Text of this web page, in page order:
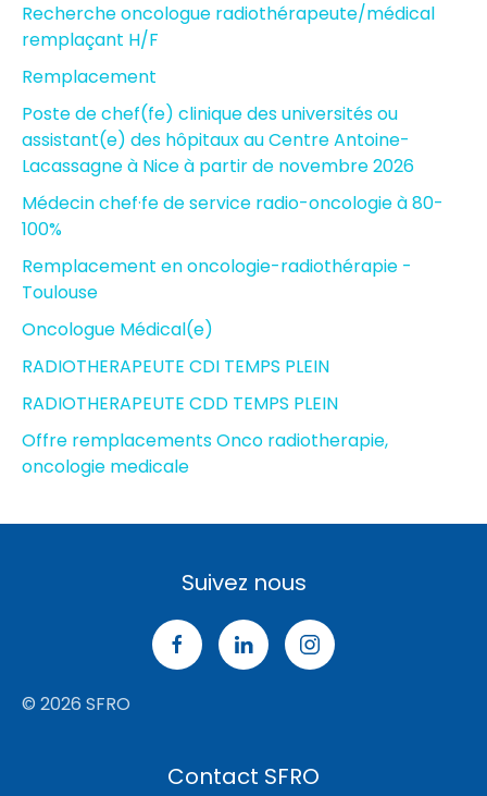
Recherche oncologue radiothérapeute/médical
remplaçant H/F
Remplacement
Poste de chef(fe) clinique des universités ou
assistant(e) des hôpitaux au Centre Antoine-
Lacassagne à Nice à partir de novembre 2026
Médecin chef·fe de service radio-oncologie à 80-
100%
Remplacement en oncologie-radiothérapie -
Toulouse
Oncologue Médical(e)
RADIOTHERAPEUTE CDI TEMPS PLEIN
RADIOTHERAPEUTE CDD TEMPS PLEIN
Offre remplacements Onco radiotherapie,
oncologie medicale
Suivez nous
© 2026 SFRO
Contact SFRO